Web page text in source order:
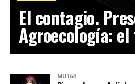
El contagio.
Agroecología:
MU164